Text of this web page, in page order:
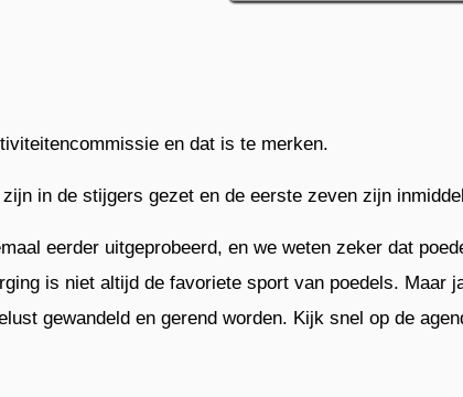
en dat is te merken.
in de stijgers gezet en de eerste zeven zijn
eerder uitgeprobeerd, en we weten zeker dat
is niet altijd de favoriete sport van poedels. Maar
gewandeld en gerend worden. Kijk snel op de